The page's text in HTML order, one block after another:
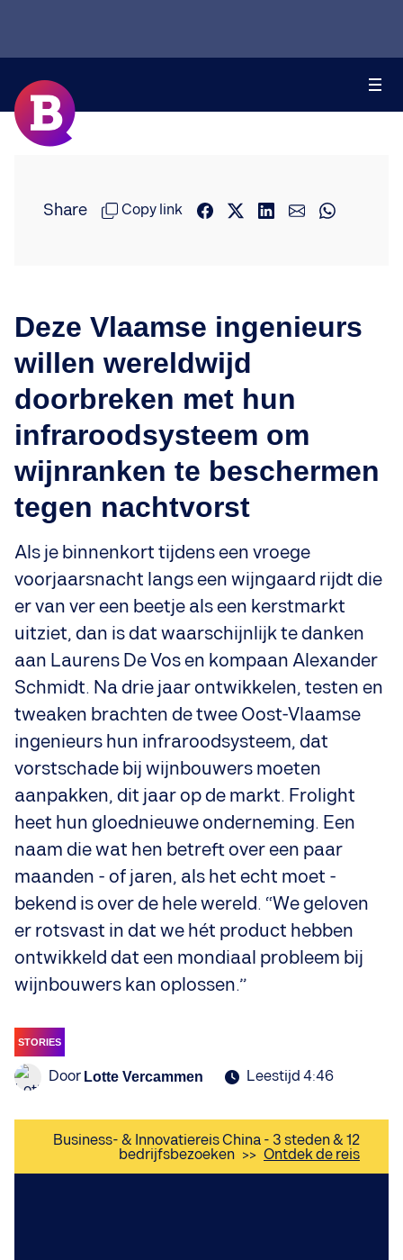
Share Copy link
Deze Vlaamse ingenieurs
willen wereldwijd
doorbreken met hun
infraroodsysteem om
wijnranken te beschermen
tegen nachtvorst
Als je binnenkort tijdens een vroege
voorjaarsnacht langs een wijngaard rijdt die
er van ver een beetje als een kerstmarkt
uitziet, dan is dat waarschijnlijk te danken
aan Laurens De Vos en kompaan Alexander
Schmidt. Na drie jaar ontwikkelen, testen en
tweaken brachten de twee Oost-Vlaamse
ingenieurs hun infraroodsysteem, dat
vorstschade bij wijnbouwers moeten
aanpakken, dit jaar op de markt. Frolight
heet hun gloednieuwe onderneming. Een
naam die wat hen betreft over een paar
maanden - of jaren, als het echt moet -
bekend is over de hele wereld. “We geloven
er rotsvast in dat we hét product hebben
ontwikkeld dat een mondiaal probleem bij
wijnbouwers kan oplossen.”
STORIES
Door Lotte Vercammen Leestijd 4:46
Business- & Innovatiereis China - 3 steden & 12
bedrijfsbezoeken >> Ontdek de reis